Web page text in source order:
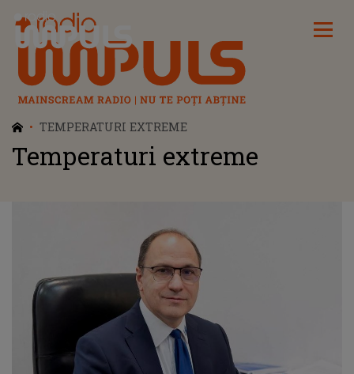
Radio Impuls
TEMPERATURI EXTREME
Temperaturi extreme